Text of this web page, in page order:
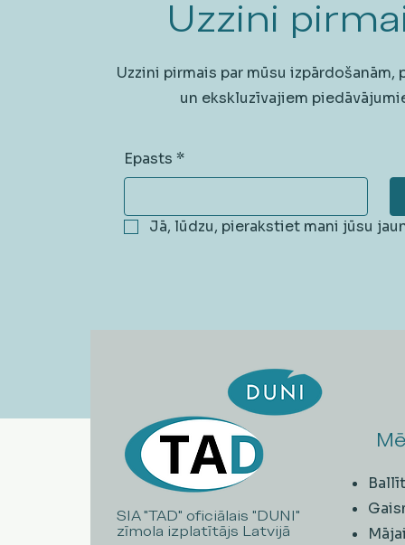
Uzzini
Uzzini pirmais par mūsu izpārdošanām,
un ekskluzīvajiem
Epasts *
Jā, lūdzu, pierakstiet mani jūsu
SIA "TAD" oficiālais "DUNI"
zīmola izplatītājs Latvijā
Mājai